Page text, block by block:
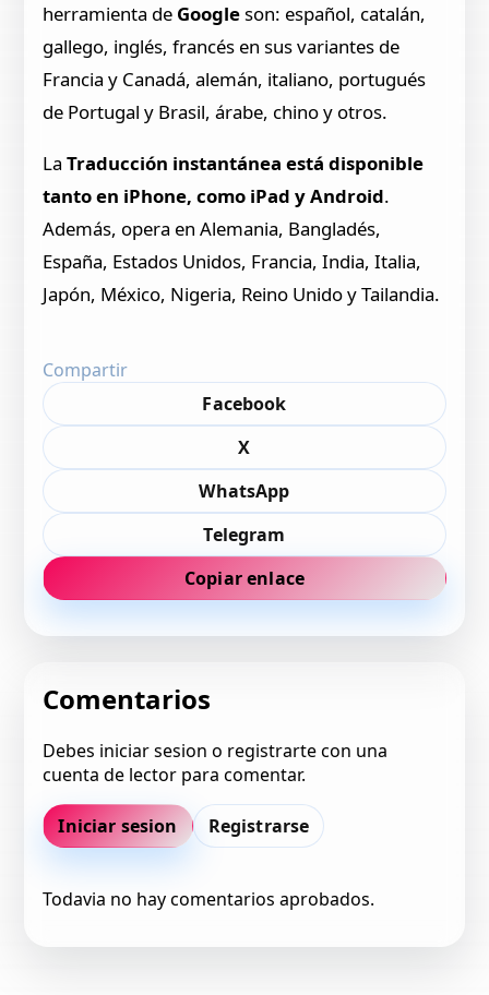
herramienta de Googleson: español, catalán,
gallego, inglés, francés en sus variantes de
Francia y Canadá, alemán, italiano, portugués
de Portugal y Brasil, árabe, chino y otros.
La Traducción instantánea está disponible
tanto en iPhone, como iPad y Android.
Además, opera en Alemania, Bangladés,
España, Estados Unidos, Francia, India, Italia,
Japón, México, Nigeria, Reino Unido y Tailandia.
Compartir
Facebook
X
WhatsApp
Telegram
Copiar enlace
Comentarios
Debes iniciar sesion o registrarte con una
cuenta de lector para comentar.
Iniciar sesion Registrarse
Todavia no hay comentarios aprobados.